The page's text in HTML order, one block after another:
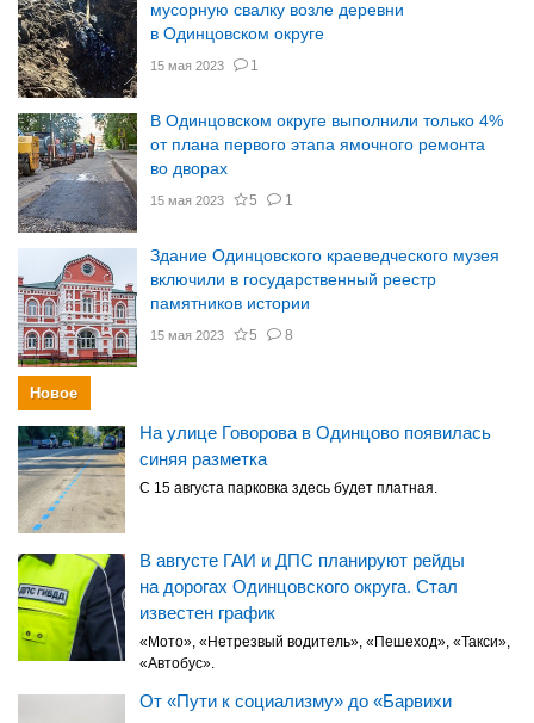
мусорную свалку возле деревни
в Одинцовском округе
15 мая 2023 1
В Одинцовском округе выполнили только 4%
от плана первого этапа ямочного ремонта
во дворах
15 мая 2023 5 1
Здание Одинцовского краеведческого музея
включили в государственный реестр
памятников истории
15 мая 2023 5 8
Новое
На улице Говорова в Одинцово появилась
синяя разметка
С 15 августа парковка здесь будет платная.
В августе ГАИ и ДПС планируют рейды
на дорогах Одинцовского округа. Стал
известен график
«Мото», «Нетрезвый водитель», «Пешеход», «Такси»,
«Автобус».
От «Пути к социализму» до «Барвихи